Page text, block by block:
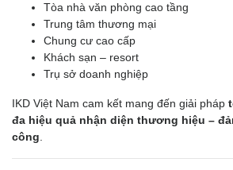
Tòa nhà văn phòng cao tầng
Trung tâm thương mại
Chung cư cao cấp
Khách sạn – resort
Trụ sở doanh nghiệp
IKD Việt Nam cam kết mang đến giải pháp
đa hiệu quả nhận diện thương hiệu –
công